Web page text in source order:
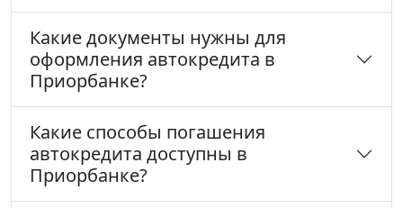
Какие документы нужны для
оформления автокредита в
Приорбанке?
Какие способы погашения
автокредита доступны в
Приорбанке?